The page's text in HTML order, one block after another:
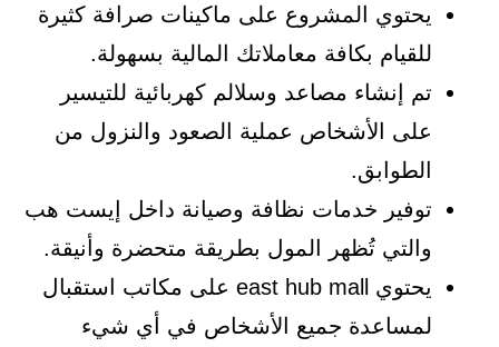
يحتوي المشروع على ماكينات صرافة كثيرة
للقيام بكافة معاملاتك المالية بسهولة.
تم إنشاء مصاعد وسلالم كهربائية للتيسير
على الأشخاص عملية الصعود والنزول من
الطوابق.
توفير خدمات نظافة وصيانة داخل إيست هب
والتي تُظهر المول بطريقة متحضرة وأنيقة.
يحتوي east hub mall على مكاتب استقبال
لمساعدة جميع الأشخاص في أي شيء